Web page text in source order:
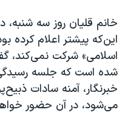
خانم قلیان روز سه شنبه،
این‌که پیشتر اعلام کرده
اسلامی» شرکت نمی‌کند،
شده است که جلسه
خبرنگار، آمنه سادات
می‌شود، در آن حضور